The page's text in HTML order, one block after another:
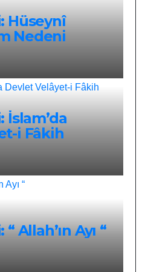
Hüseynî
Nedeni
İslam’da
i Fâkih
Allah’ın Ayı “